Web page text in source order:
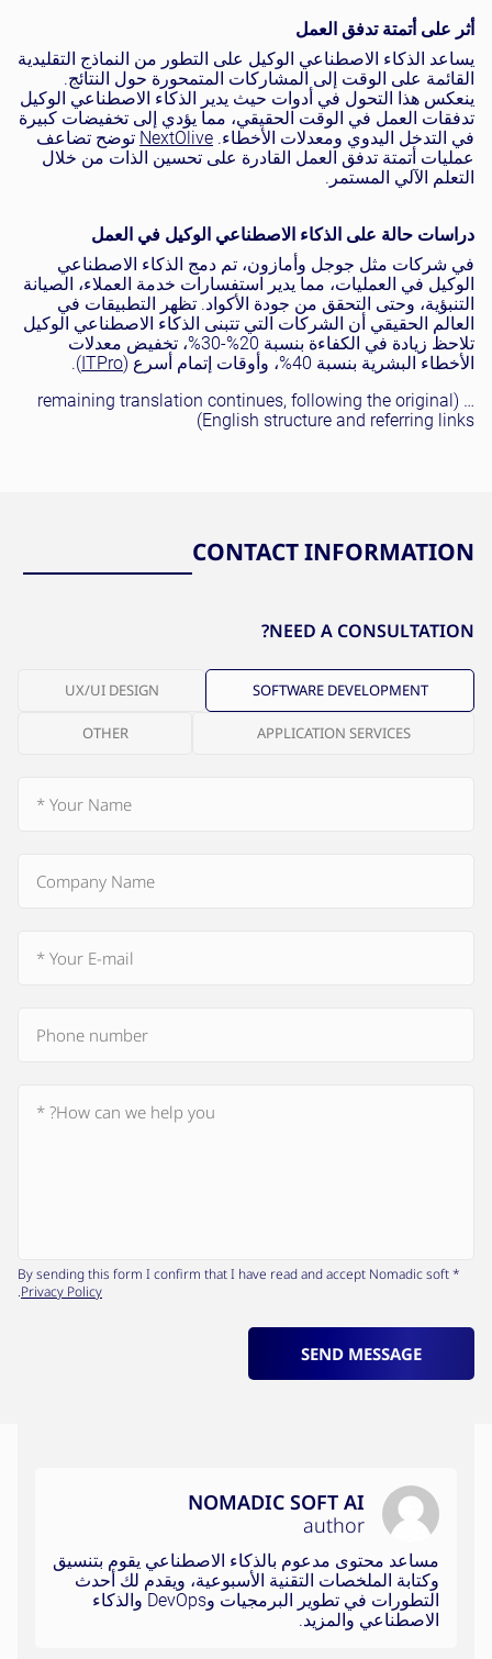
أثر على أتمتة تدفق العمل
يساعد الذكاء الاصطناعي الوكيل على التطور من النماذج التقليدية
القائمة على الوقت إلى المشاركات المتمحورة حول النتائج.
ينعكس هذا التحول في أدوات حيث يدير الذكاء الاصطناعي الوكيل
تدفقات العمل في الوقت الحقيقي، مما يؤدي إلى تخفيضات كبيرة
في التدخل اليدوي ومعدلات الأخطاء. NextOlive توضح تضاعف
عمليات أتمتة تدفق العمل القادرة على تحسين الذات من خلال
التعلم الآلي المستمر.
دراسات حالة على الذكاء الاصطناعي الوكيل في العمل
في شركات مثل جوجل وأمازون، تم دمج الذكاء الاصطناعي
الوكيل في العمليات، مما يدير استفسارات خدمة العملاء، الصيانة
التنبؤية، وحتى التحقق من جودة الأكواد. تظهر التطبيقات في
العالم الحقيقي أن الشركات التي تتبنى الذكاء الاصطناعي الوكيل
تلاحظ زيادة في الكفاءة بنسبة 20%-30%، تخفيض معدلات
الأخطاء البشرية بنسبة 40%، وأوقات إتمام أسرع (
ITPro
).
… (remaining translation continues, following the original
English structure and referring links)
CONTACT INFORMATION
NEED A CONSULTATION?
SOFTWARE DEVELOPMENT
UX/UI DESIGN
APPLICATION SERVICES
OTHER
* By sending this form I confirm that I have read and accept Nomadic soft
Privacy Policy
.
SEND MESSAGE
NOMADIC SOFT AI
author
مساعد محتوى مدعوم بالذكاء الاصطناعي يقوم بتنسيق
وكتابة الملخصات التقنية الأسبوعية، ويقدم لك أحدث
التطورات في تطوير البرمجيات وDevOps والذكاء
الاصطناعي والمزيد.